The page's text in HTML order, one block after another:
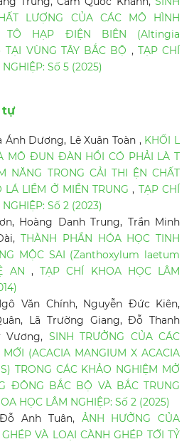
LƯỢNG CỦA CÁC MÔ HÌNH
TÔ HẠP ĐIỆN BIÊN (Altingia
VÙNG TÂY BẮC BỘ , TẠP CHÍ
Số 5 (2025)
tự
Ánh Dương, Lê Xuân Toàn , KHỐI L
MÔ ĐUN ĐÀN HỒI CÓ PHẢI LÀ T
NĂNG TRONG CẢI THI ỆN CHẤT
LÁ LIỀM Ở MIỀN TRUNG, TẠP CHÍ
Số 2 (2023)
Hoàng Danh Trung, Trần Minh
THÀNH PHẦN HÓA HỌC TINH
MỘC SAI (Zanthoxylum laetum
AN ,TẠP CHÍ KHOA HỌC LÂM
Văn Chính, Nguyễn Đức Kiên,
Lã Trường Giang, Đỗ Thanh
Vương, SINH TRƯỞNG CỦA CÁC
(ACACIA MANGIUM X ACACIA
TRONG CÁC KHẢO NGHIỆM MỞ
ĐÔNG BẮC BỘ VÀ BẮC TRUNG
HỌC LÂM NGHIỆP: Số 2 (2025)
Anh Tuân, ẢNH HƯỞNG CỦA
VÀ LOẠI CÀNH GHÉP TỚI TỶ